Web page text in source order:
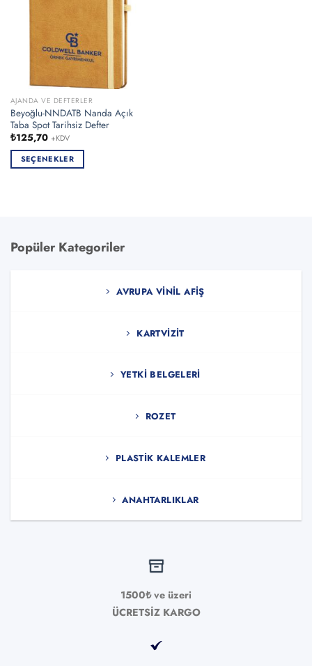
AJANDA VE DEFTERLER
Beyoğlu-NNDATB Nanda Açık
Taba Spot Tarihsiz Defter
₺125,70 +KDV
SEÇENEKLER
var.
Popüler Kategoriler
AVRUPA VINIL AFIŞ
KARTVIZIT
YETKI BELGELERI
ROZET
PLASTIK KALEMLER
ANAHTARLIKLAR
1500₺ ve üzeri
ÜCRETSİZ KARGO